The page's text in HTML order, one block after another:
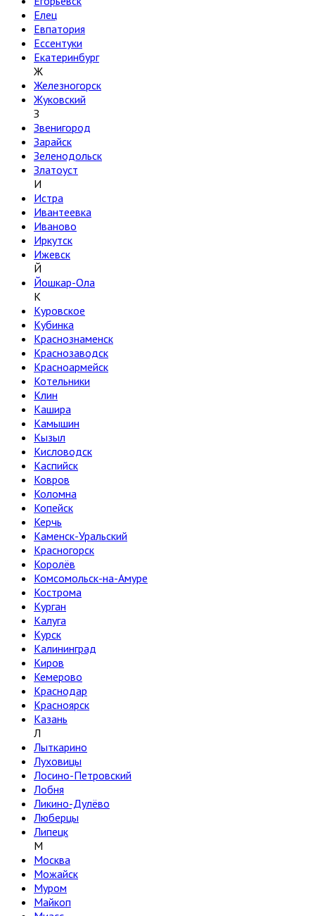
Елец
Евпатория
Ессентуки
Екатеринбург
Ж
Железногорск
Жуковский
З
Звенигород
Зарайск
Зеленодольск
Златоуст
И
Истра
Ивантеевка
Иваново
Иркутск
Ижевск
Й
Йошкар-Ола
К
Куровское
Кубинка
Краснознаменск
Краснозаводск
Красноармейск
Котельники
Клин
Кашира
Камышин
Кызыл
Кисловодск
Каспийск
Ковров
Коломна
Копейск
Керчь
Каменск-Уральский
Красногорск
Королёв
Комсомольск-на-Амуре
Кострома
Курган
Калуга
Курск
Калининград
Киров
Кемерово
Краснодар
Красноярск
Казань
Л
Лыткарино
Луховицы
Лосино-Петровский
Лобня
Ликино-Дулёво
Люберцы
Липецк
М
Москва
Можайск
Муром
Майкоп